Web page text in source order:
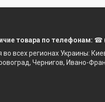
товара по телефонам: ☎
всех регионах Украины:
Чернигов, Ивано-